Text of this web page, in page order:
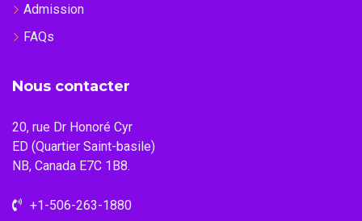
Admission
FAQs
Nous contacter
20, rue Dr Honoré Cyr
ED (Quartier Saint-basile)
NB, Canada E7C 1B8.
+1-506-263-1880